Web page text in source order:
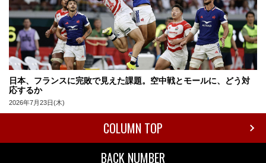
日本、フランスに完敗で見えた課題。空中戦とモールに、どう対
応するか
2026年7月23日(木)
COLUMN TOP
BACK NUMBER